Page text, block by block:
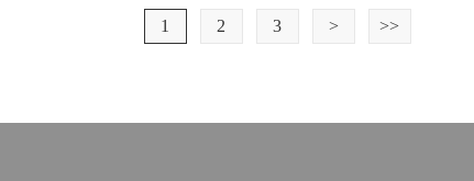
1 2 3 > >>